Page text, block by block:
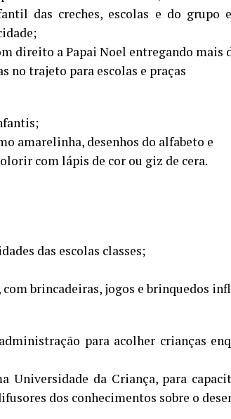
das creches, escolas e do grupo
direito a Papai Noel entregando mais
no trajeto para escolas e praças
amarelinha, desenhos do alfabeto e
com lápis de cor ou giz de cera.
das escolas classes;
com brincadeiras, jogos e brinquedos
para acolher crianças
Universidade da Criança, para
dos conhecimentos sobre o